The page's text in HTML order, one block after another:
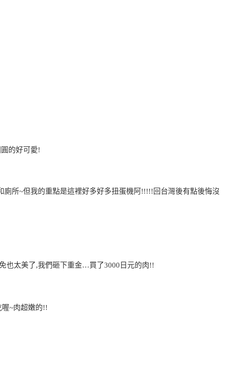
的好可愛!
廁所~但我的重點是這裡好多好多扭蛋機阿!!!!!回台灣後有點後悔沒
也太美了,我們砸下重金…買了3000日元的肉!!
~肉超嫩的!!